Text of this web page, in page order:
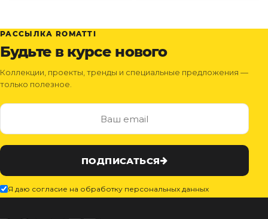
РАССЫЛКА ROMATTI
Будьте в курсе нового
Коллекции, проекты, тренды и специальные предложения —
только полезное.
ПОДПИСАТЬСЯ
Я даю согласие на обработку персональных данных